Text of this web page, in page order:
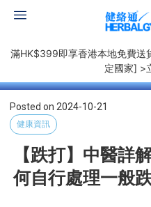
滿HK$399即享香港本地免費送
定國家] >
Posted on 2024-10-21
健康資訊
【跌打】中醫詳
何自行處理一般